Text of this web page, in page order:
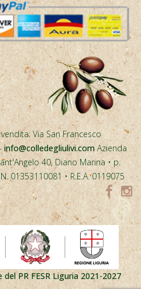
Via San Francesco
info@colledegliulivi.com Azienda
40, Diano Marina • p.
01353110081 • R.E.A. 0119075
PR FESR Liguria 2021-2027